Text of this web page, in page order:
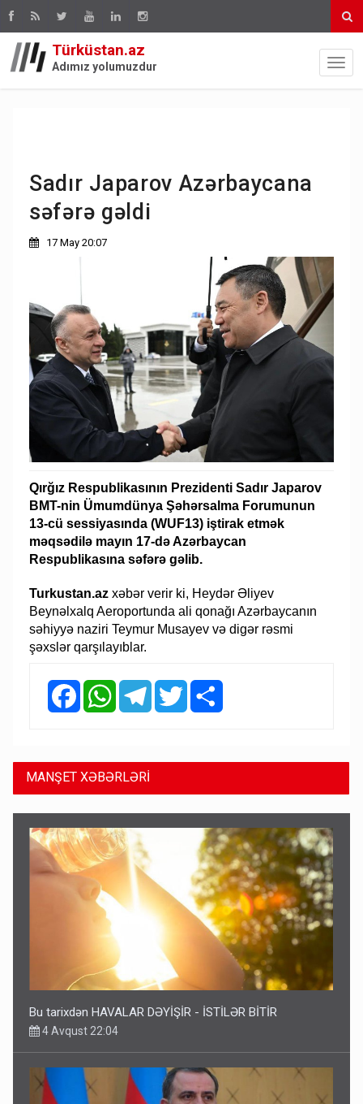
Türküstan.az
Adımız yolumuzdur
Sadır Japarov Azərbaycana
səfərə gəldi
17 May 20:07
Qırğız Respublikasının Prezidenti Sadır Japarov
BMT-nin Ümumdünya Şəhərsalma Forumunun
13-cü sessiyasında (WUF13) iştirak etmək
məqsədilə mayın 17-də Azərbaycan
Respublikasına səfərə gəlib.
Turkustan.az xəbər verir ki, Heydər Əliyev
Beynəlxalq Aeroportunda ali qonağı Azərbaycanın
səhiyyə naziri Teymur Musayev və digər rəsmi
şəxslər qarşılayıblar.
FacebookWhatsAppTelegramTwitter
MANŞET XƏBƏRLƏRİ
Bu tarixdən HAVALAR DƏYİŞİR - İSTİLƏR BİTİR
4 Avqust 22:04